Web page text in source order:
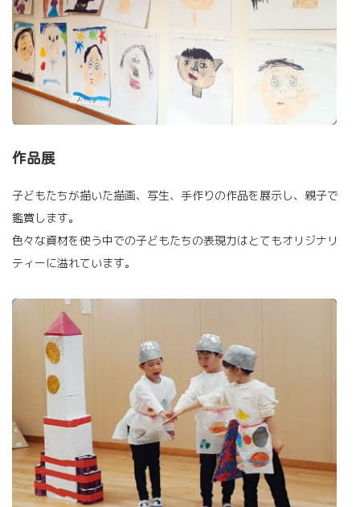
作品展
子どもたちが描いた描画、写生、手作りの作品を展示し、親子で
鑑賞します。
色々な資材を使う中での子どもたちの表現力はとてもオリジナリ
ティーに溢れています。